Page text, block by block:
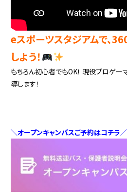
eスポーツスタジアムで、
しよう！
もちろん初心者でもOK！ 現役プロゲー
導します！
＼オープンキャンパスご予約はコチラ／